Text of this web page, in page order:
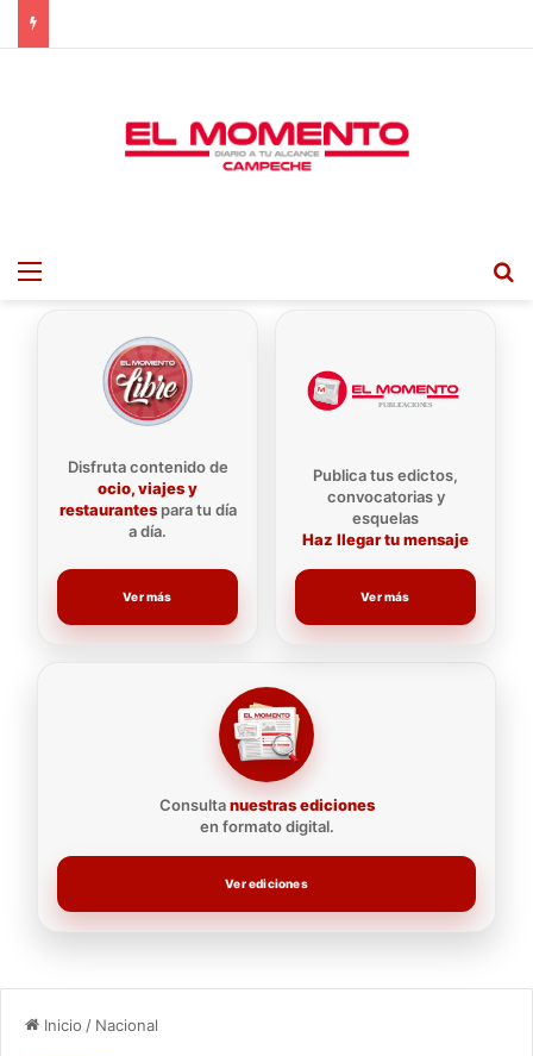
Menu
Disfruta contenido de
ocio, viajes y
restaurantespara tu día
a día.
Ver más
Consultanuestras ediciones
en formato digital.
Ver ediciones
Publica tus edictos,
convocatorias y
esquelas
Haz llegar tu mensaje
Ver más
Inicio / Nacional